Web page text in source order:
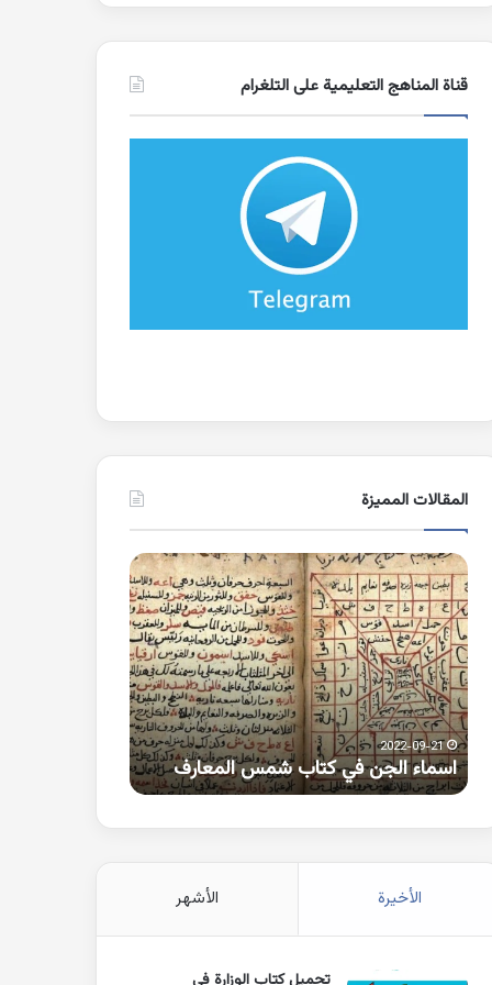
قناة المناهج التعليمية على التلغرام
المقالات المميزة
اسماء
الجن
في
كتاب
شمس
المعارف
2022-09-21
اسماء الجن في كتاب شمس المعارف
كلمات
بها
همزة
متطرفة
على
الواو
الأخيرة الأشهر
تحميل كتاب الوزارة في